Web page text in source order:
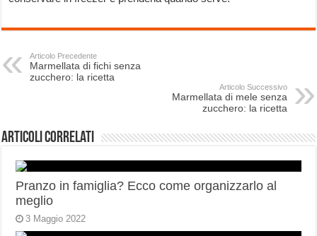
Articolo Precedente
Marmellata di fichi senza
zucchero: la ricetta
Articolo Successivo
Marmellata di mele senza
zucchero: la ricetta
Articoli correlati
Pranzo in famiglia? Ecco come organizzarlo al
meglio
3 Maggio 2022